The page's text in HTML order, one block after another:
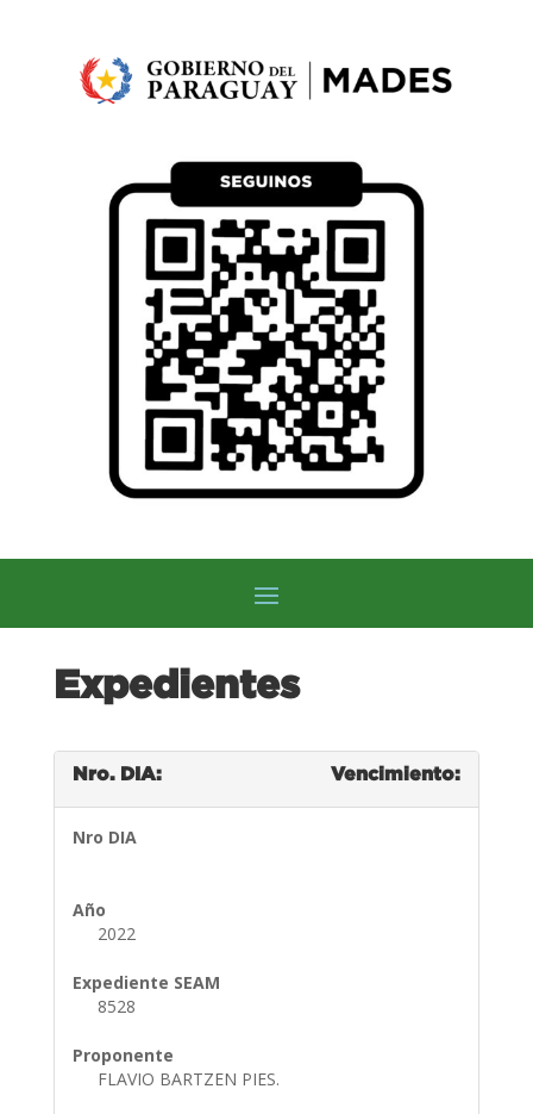
Expedientes
Nro. DIA: Vencimiento:
Nro DIA
Año
2022
Expediente SEAM
8528
Proponente
FLAVIO BARTZEN PIES.